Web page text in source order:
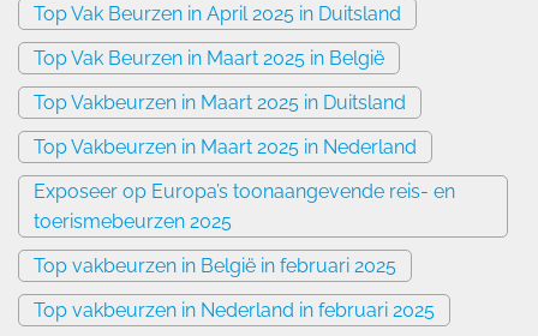
Top Vak Beurzen in April 2025 in Duitsland
Top Vak Beurzen in Maart 2025 in België
Top Vakbeurzen in Maart 2025 in Duitsland
Top Vakbeurzen in Maart 2025 in Nederland
Exposeer op Europa’s toonaangevende reis- en
toerismebeurzen 2025
Top vakbeurzen in België in februari 2025
Top vakbeurzen in Nederland in februari 2025